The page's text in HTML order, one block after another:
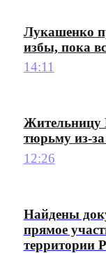
Лукашенко
избы, пока
14:11
Жительницу
тюрьму из-
12:26
Найдены
прямое
территории